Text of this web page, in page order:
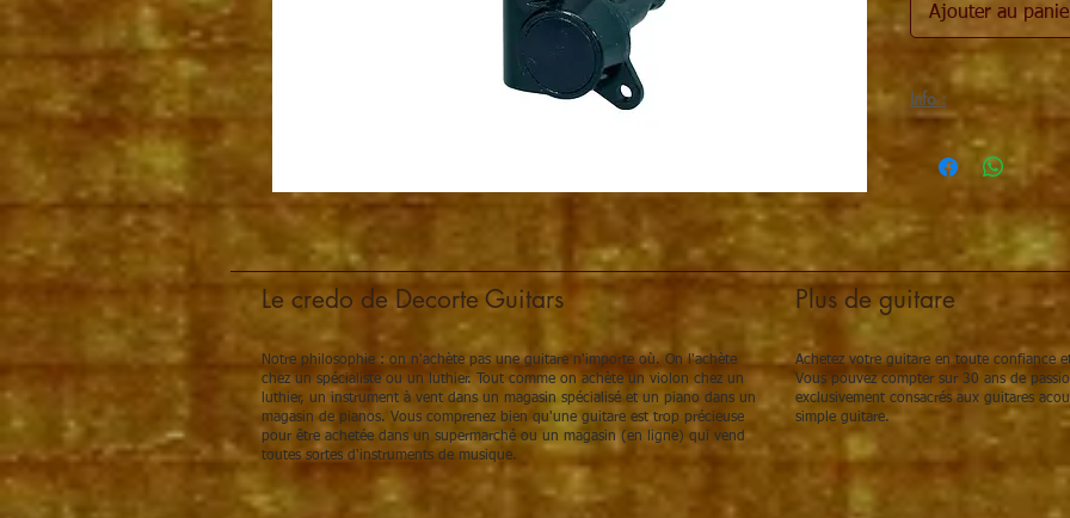
Ajouter au
Info :
support
rechts, noir, inclusief
Le credo de Decorte Guitars
Notre philosophie : on n'achète pas une guitare n'importe où. On l'achète
chez un spécialiste ou un luthier. Tout comme on achète un violon chez un
luthier, un instrument à vent dans un magasin spécialisé et un piano dans un
magasin de pianos. Vous comprenez bien qu'une guitare est trop précieuse
pour être achetée dans un supermarché ou un magasin (en ligne) qui vend
toutes sortes d'instruments de musique.
Plus de guitare
Achetez votre guitare en toute confiance
Vous pouvez compter sur 30 ans de
exclusivement consacrés aux guitares
simple guitare.